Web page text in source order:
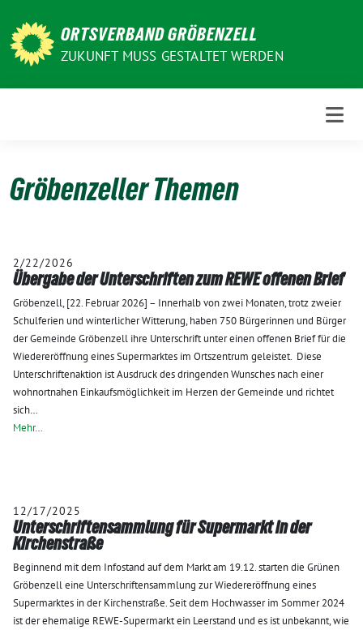
zum
Inhalt
ORTSVERBAND GRÖBENZELL
ZUKUNFT MUSS GESTALTET WERDEN
Gröbenzeller Themen
2/22/2026
Übergabe der Unterschriften zum REWE offenen Brief
Gröbenzell, [22. Februar 2026] – Innerhalb von zwei Monaten, trotz zweier
Schulferien und winterlicher Witterung, haben 750 Bürgerinnen und Bürger
der Gemeinde Gröbenzell ihre Unterschrift unter einen offenen Brief für die
Wiedereröffnung eines Supermarktes im Ortszentrum geleistet. Diese
Unterschriftenaktion ist Ausdruck des dringenden Wunsches nach einer
wohnortnahen Einkaufsmöglichkeit im Herzen der Gemeinde und richtet
sich…
Mehr…
12/17/2025
Unterschriftensammlung für Supermarkt in der
Kirchenstraße
Beginnend mit dem Infostand auf dem Markt am 19.12. starten die Grünen
Gröbenzell eine Unterschriftensammlung zur Wiedereröffnung eines
Supermarktes in der Kirchenstraße. Seit dem Hochwasser im Sommer 2024
ist der ehemalige REWE-Supermarkt ein Leerstand und es ist unbekannt, wie